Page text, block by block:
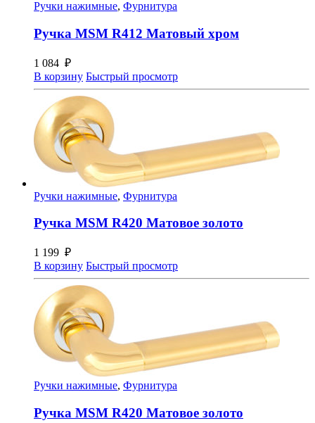
Ручки нажимные, Фурнитура
Ручка MSM R412 Матовый хром
1 084 ₽
В корзину Быстрый просмотр
Ручки нажимные, Фурнитура
Ручка MSM R420 Матовое золото
1 199 ₽
В корзину Быстрый просмотр
Ручки нажимные, Фурнитура
Ручка MSM R420 Матовое золото